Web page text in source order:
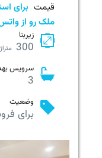
قیمت برای
ملک رو از
زیربنا
300 متراژ
سرویس
3
وضعیت
برای